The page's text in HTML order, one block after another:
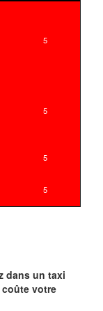
5
5
5
5
dans un taxi
coûte votre